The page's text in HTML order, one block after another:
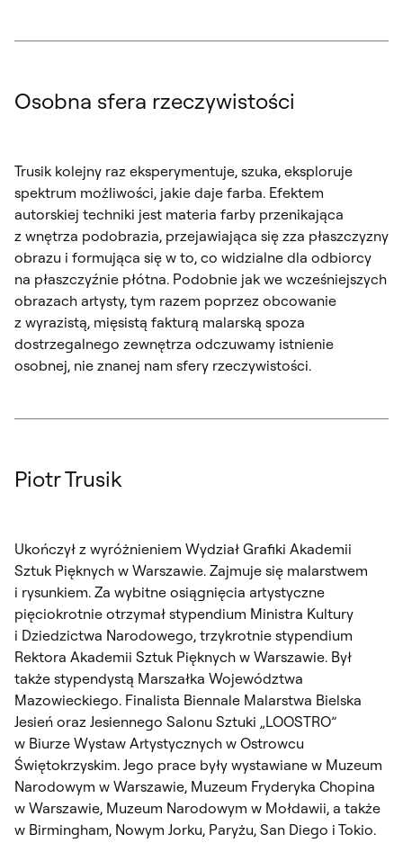
Osobna sfera rzeczywistości
Trusik kolejny raz eksperymentuje, szuka, eksploruje
spektrum możliwości, jakie daje farba. Efektem
autorskiej techniki jest materia farby przenikająca
z wnętrza podobrazia, przejawiająca się zza płaszczyzny
obrazu i formująca się w to, co widzialne dla odbiorcy
na płaszczyźnie płótna. Podobnie jak we wcześniejszych
obrazach artysty, tym razem poprzez obcowanie
z wyrazistą, mięsistą fakturą malarską spoza
dostrzegalnego zewnętrza odczuwamy istnienie
osobnej, nie znanej nam sfery rzeczywistości.
Piotr Trusik
Ukończył z wyróżnieniem Wydział Grafiki Akademii
Sztuk Pięknych w Warszawie. Zajmuje się malarstwem
i rysunkiem. Za wybitne osiągnięcia artystyczne
pięciokrotnie otrzymał stypendium Ministra Kultury
i Dziedzictwa Narodowego, trzykrotnie stypendium
Rektora Akademii Sztuk Pięknych w Warszawie. Był
także stypendystą Marszałka Województwa
Mazowieckiego. Finalista Biennale Malarstwa Bielska
Jesień oraz Jesiennego Salonu Sztuki „LOOSTRO”
w Biurze Wystaw Artystycznych w Ostrowcu
Świętokrzyskim. Jego prace były wystawiane w Muzeum
Narodowym w Warszawie, Muzeum Fryderyka Chopina
w Warszawie, Muzeum Narodowym w Mołdawii, a także
w Birmingham, Nowym Jorku, Paryżu, San Diego i Tokio.